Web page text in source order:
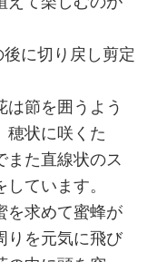
に切り戻し剪定
は節を囲うよう
穂状に咲くた
また直線状のス
ています。
を求めて蜜蜂が
りを元気に飛び